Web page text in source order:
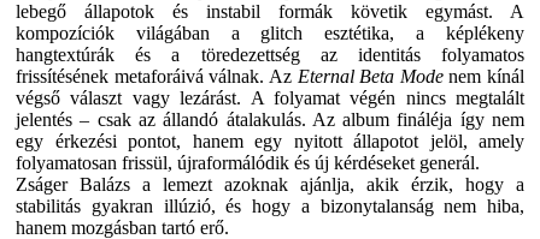
lebegő állapotok és instabil formák követik egymást. A
kompozíciók világában a glitch esztétika, a képlékeny
hangtextúrák és a töredezettség az identitás folyamatos
frissítésének metaforáivá válnak. Az Eternal Beta Modenem kínál
végső választ vagy lezárást. A folyamat végén nincs megtalált
jelentés – csak az állandó átalakulás. Az album fináléja így nem
egy érkezési pontot, hanem egy nyitott állapotot jelöl, amely
folyamatosan frissül, újraformálódik és új kérdéseket generál.
Zságer Balázs a lemezt azoknak ajánlja, akik érzik, hogy a
stabilitás gyakran illúzió, és hogy a bizonytalanság nem hiba,
hanem mozgásban tartó erő.